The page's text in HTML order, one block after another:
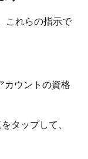
これらの指示で
ウントの資格
タップして、